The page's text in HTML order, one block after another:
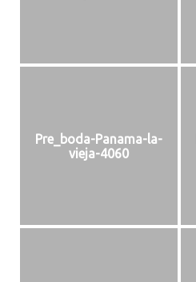
Pre_boda-Panama-la-
vieja-4060